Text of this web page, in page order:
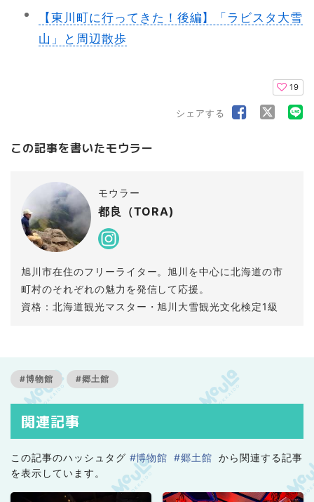
【東川町に行ってきた！後編】「ラビスタ大雪
山」と周辺散歩
19
シェアする
この記事を書いたモウラー
モウラー
都良（TORA)
旭川市在住のフリーライター。旭川を中心に北海道の市
町村のそれぞれの魅力を発信して応援。
資格：北海道観光マスター・旭川大雪観光文化検定1級
#博物館 #郷土館
関連記事
この記事のハッシュタグ #博物館 #郷土館 から関連する記事
を表示しています。